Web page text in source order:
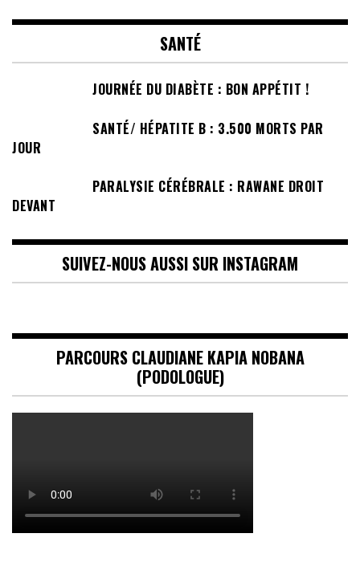
SANTÉ
JOURNÉE DU DIABÈTE : BON APPÉTIT !
SANTÉ/ HÉPATITE B : 3.500 MORTS PAR
JOUR
PARALYSIE CÉRÉBRALE : RAWANE DROIT
DEVANT
SUIVEZ-NOUS AUSSI SUR INSTAGRAM
PARCOURS CLAUDIANE KAPIA NOBANA
(PODOLOGUE)